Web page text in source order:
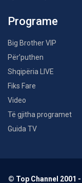
Programe
Big Brother VIP
Për’puthen
Shqipëria LIVE
Fiks Fare
Video
Të gjitha programet
Guida TV
© Top Channel 2001